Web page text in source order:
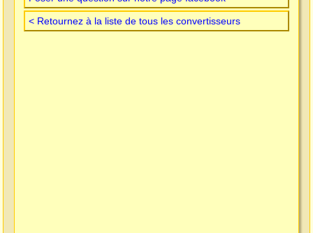
< Retournez à la liste de tous les convertisseurs